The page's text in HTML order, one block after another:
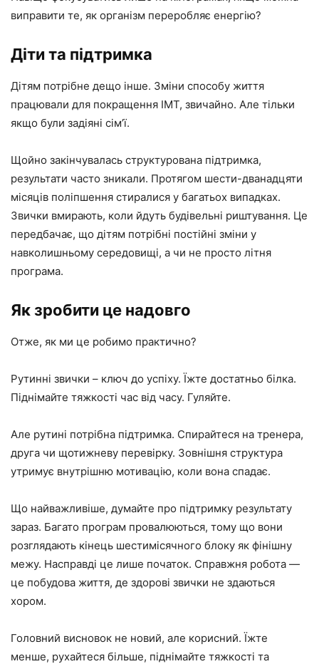
виправити те, як організм переробляє енергію?
Діти та підтримка
Дітям потрібне дещо інше. Зміни способу життя
працювали для покращення ІМТ, звичайно. Але тільки
якщо були задіяні сім’ї.
Щойно закінчувалась структурована підтримка,
результати часто зникали. Протягом шести-дванадцяти
місяців поліпшення стиралися у багатьох випадках.
Звички вмирають, коли йдуть будівельні риштування. Це
передбачає, що дітям потрібні постійні зміни у
навколишньому середовищі, а чи не просто літня
програма.
Як зробити це надовго
Отже, як ми це робимо практично?
Рутинні звички – ключ до успіху. Їжте достатньо білка.
Піднімайте тяжкості час від часу. Гуляйте.
Але рутині потрібна підтримка. Спирайтеся на тренера,
друга чи щотижневу перевірку. Зовнішня структура
утримує внутрішню мотивацію, коли вона спадає.
Що найважливіше, думайте про підтримку результату
зараз. Багато програм провалюються, тому що вони
розглядають кінець шестимісячного блоку як фінішну
межу. Насправді це лише початок. Справжня робота —
це побудова життя, де здорові звички не здаються
хором.
Головний висновок не новий, але корисний. Їжте
менше, рухайтеся більше, піднімайте тяжкості та